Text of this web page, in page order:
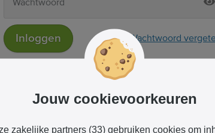
Inloggen Wachtwoord
of
Jouw cookievoorkeuren
zakelijke partners (33) gebruiken cookies om